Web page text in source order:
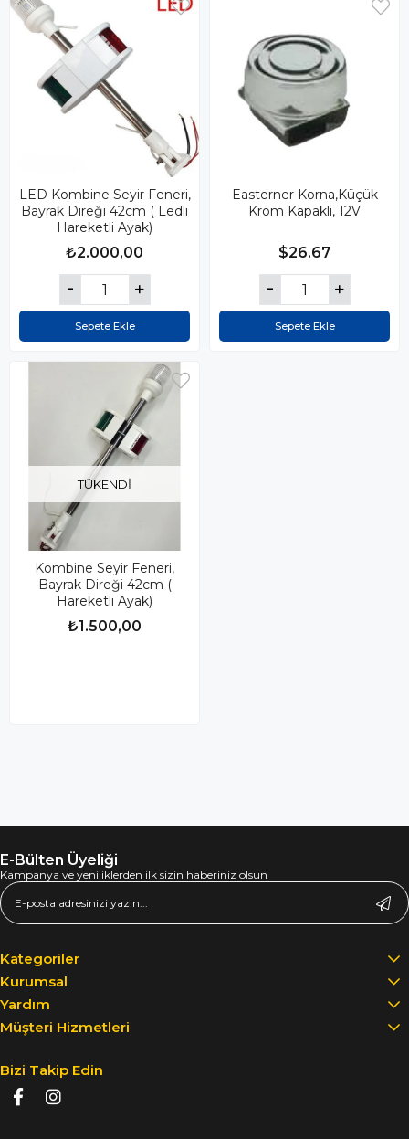
LED Kombine Seyir Feneri,
Bayrak Direği 42cm ( Ledli
Hareketli Ayak)
₺2.000,00
Sepete Ekle
Easterner Korna,Küçük
Krom Kapaklı, 12V
$26.67
Sepete Ekle
TÜKENDI
Kombine Seyir Feneri,
Bayrak Direği 42cm (
Hareketli Ayak)
₺1.500,00
E-Bülten Üyeliği
Kampanya ve yeniliklerden ilk sizin haberiniz olsun
Kategoriler
Kurumsal
Yardım
Müşteri Hizmetleri
Bizi Takip Edin